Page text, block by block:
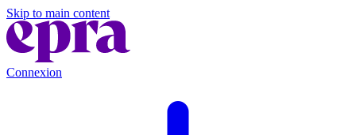
Skip to main content
Connexion